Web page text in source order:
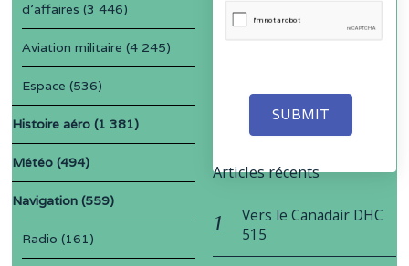
SUBMIT
d'affaires (3 446)
Aviation militaire (4 245)
Espace (536)
Histoire aéro (1 381)
Météo (494)
Navigation (559)
Radio (161)
Articles récents
Vers le Canadair DHC
515